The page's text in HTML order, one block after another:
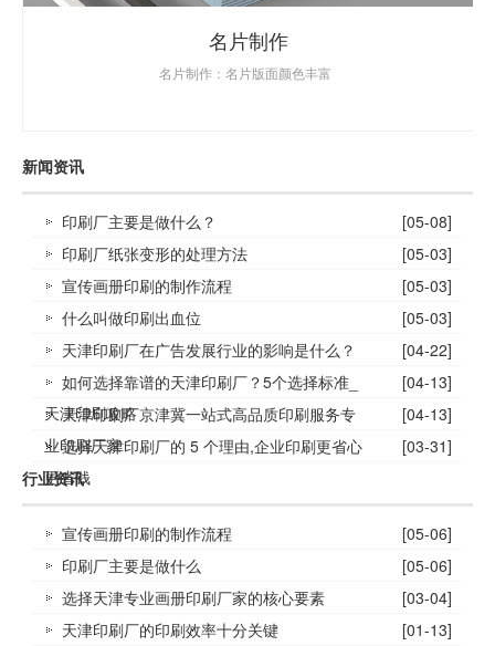
名片制作
名片制作：名片版面颜色丰富
新闻资讯
印刷厂主要是做什么？
[05-08]
印刷厂纸张变形的处理方法
[05-03]
宣传画册印刷的制作流程
[05-03]
什么叫做印刷出血位
[05-03]
天津印刷厂在广告发展行业的影响是什么？
[04-22]
如何选择靠谱的天津印刷厂？5个选择标准_
天津印刷攻略
[04-13]
天津印刷厂京津冀一站式高品质印刷服务专
业印刷厂家
[04-13]
选择天津印刷厂的 5 个理由,企业印刷更省心
更省钱
[03-31]
行业资讯
宣传画册印刷的制作流程
[05-06]
印刷厂主要是做什么
[05-06]
选择天津专业画册印刷厂家的核心要素
[03-04]
天津印刷厂的印刷效率十分关键
[01-13]